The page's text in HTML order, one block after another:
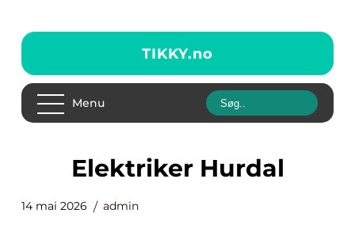
TIKKY.no
Menu
elektriker Hurdal
14 mai 2026 admin